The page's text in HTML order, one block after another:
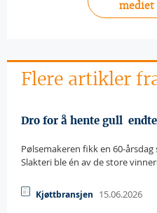
mediet
Flere artikler
Dro for å hente gull 
Pølsemakeren fikk en 60-
Slakteri ble én av de store
Kjøttbransjen 15.06.2026